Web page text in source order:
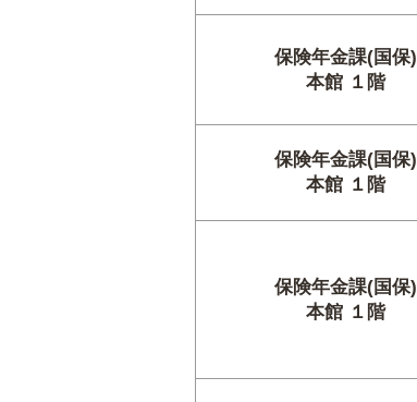
保険年金課(国保)
本館 １階
保険年金課(国保)
本館 １階
保険年金課(国保)
本館 １階